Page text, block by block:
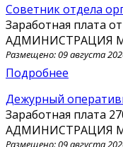
Советник отдела
Заработная плата от
АДМИНИСТРАЦИЯ
Размещено: 09 августа
Подробнее
Дежурный
Заработная плата
АДМИНИСТРАЦИЯ
Размещено: 09 августа